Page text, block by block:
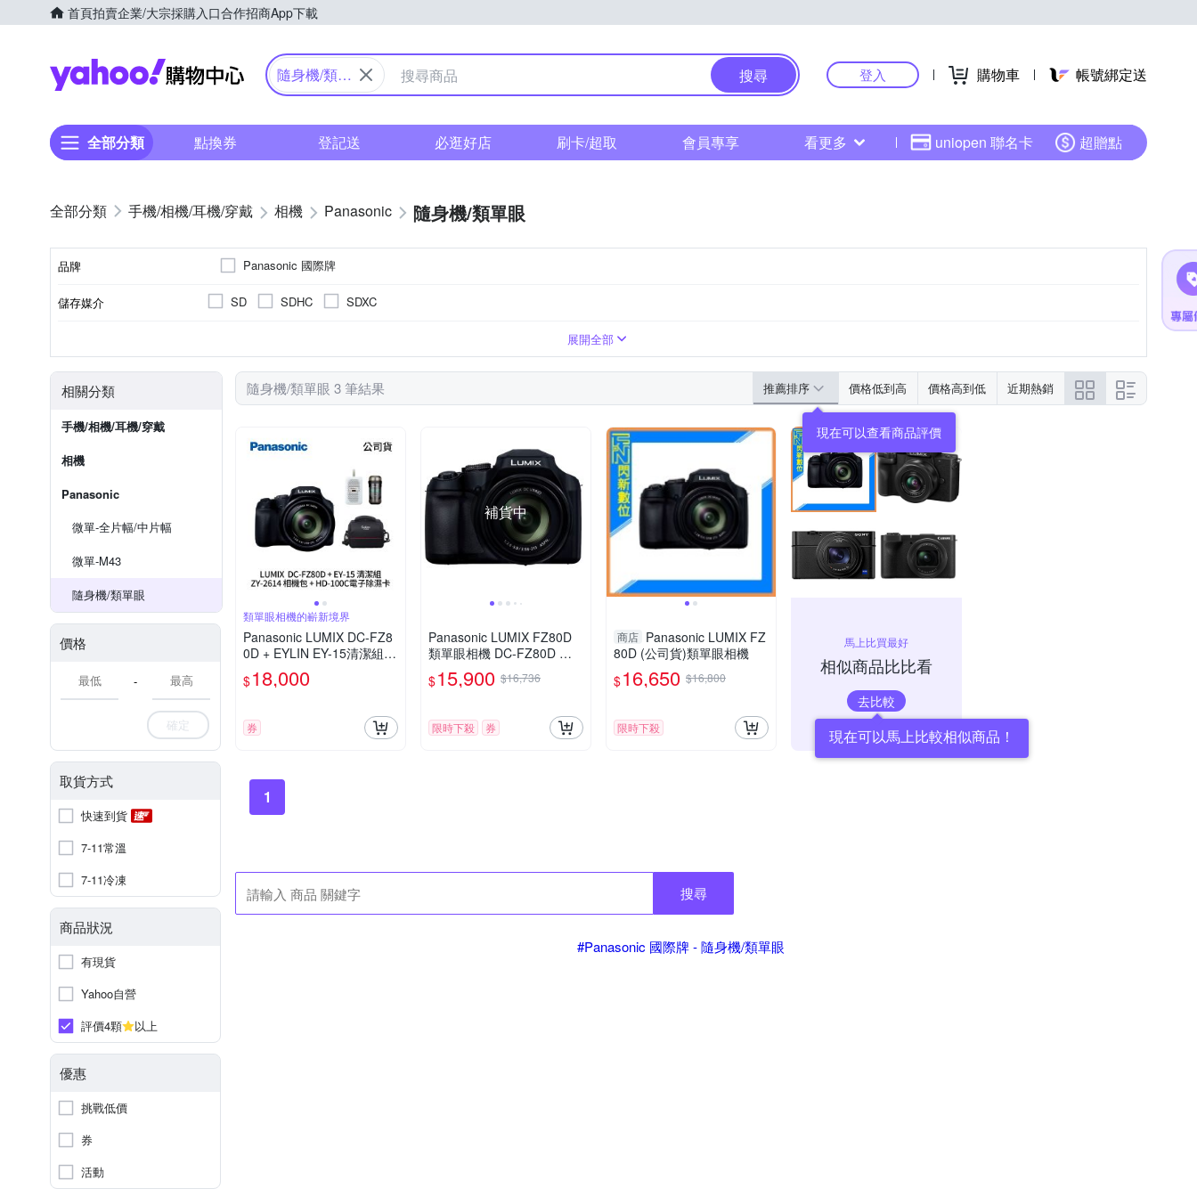
首頁拍賣企業/大宗採購入口合作招商App下載
Yahoo購物中心
隨身機/類單
搜尋 登入 購物車 帳號綁定送
全部分類 點換券 登記送 必逛好店 刷卡/超取 會員專享 看更多 uniopen 聯名卡 超贈點
手機/相機/耳機/穿戴 相機 Panasonic 隨身機/類單眼
品牌 Panasonic 國際牌
儲存媒介 SD SDHC SDXC
展開全部
相關分類
手機/相機/耳機/穿戴
相機
Panasonic
微單-全片幅/中片幅
微單-M43
隨身機/類單眼
價格
-
確定
取貨方式
快速到貨
7-11常溫
7-11冷凍
商品狀況
有現貨
Yahoo自營
評價4顆
以上
優惠
挑戰低價
券
活動
隨身機/類單眼 3 筆結果 推薦排序 價格低到高 價格高到低 近期熱銷
現在可以查看商品評價
類單眼相機的嶄新境界
Panasonic LUMIX DC-FZ8
0D + EYLIN EY-15清潔組 +
SunLight ZY-2614相機包 +
EirMai 銳瑪 HD-100C電子
$18,000
券
補貨中
Panasonic LUMIX FZ80D
類單眼相機 DC-FZ80D 公
司貨
$15,900 $16,736
限時下殺 券
商店 Panasonic LUMIX FZ
80D (公司貨)類單眼相機
$16,650 $16,800
限時下殺
馬上比買最好
相似商品比比看
去比較
現在可以馬上比較相似商品！
1
搜尋
#Panasonic 國際牌 - 隨身機/類單眼